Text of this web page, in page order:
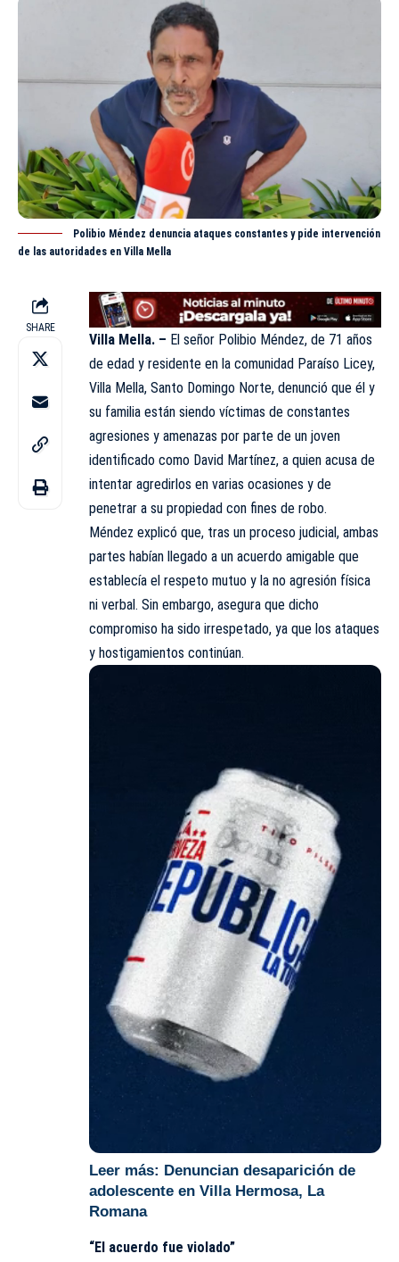
Polibio Méndez denuncia ataques constantes y pide intervención
de las autoridades en Villa Mella
SHARE
Villa Mella. – El señor Polibio Méndez, de 71 años
de edad y residente en la comunidad Paraíso Licey,
Villa Mella, Santo Domingo Norte, denunció que él y
su familia están siendo víctimas de constantes
agresiones y amenazas por parte de un joven
identificado como David Martínez, a quien acusa de
intentar agredirlos en varias ocasiones y de
penetrar a su propiedad con fines de robo.
Méndez explicó que, tras un proceso judicial, ambas
partes habían llegado a un acuerdo amigable que
establecía el respeto mutuo y la no agresión física
ni verbal. Sin embargo, asegura que dicho
compromiso ha sido irrespetado, ya que los ataques
y hostigamientos continúan.
Leer más: Denuncian desaparición de
adolescente en Villa Hermosa, La
Romana
“El acuerdo fue violado”